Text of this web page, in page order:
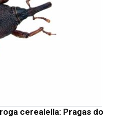
cerealella: Pragas do